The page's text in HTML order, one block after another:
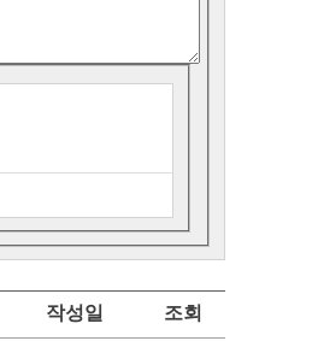
작성일 조회